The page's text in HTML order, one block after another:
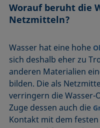
Worauf beruht die
Netzmitteln?
Wasser hat eine hohe
sich deshalb eher zu
anderen Materialien
bilden. Die als
verringern die
Zuge dessen auch die
Kontakt mit dem